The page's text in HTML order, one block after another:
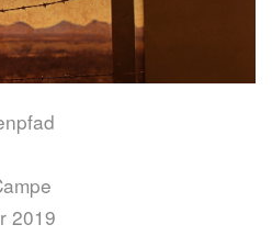
2019